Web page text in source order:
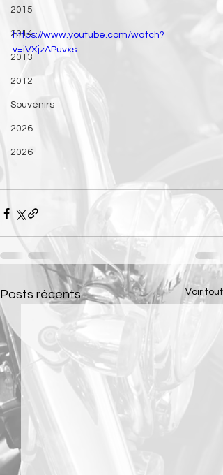
2015
2014
2013
2012
Souvenirs
2026
2026
https://www.youtube.com/watch?
v=iVXjzAPuvxs
Posts récents Voir tout